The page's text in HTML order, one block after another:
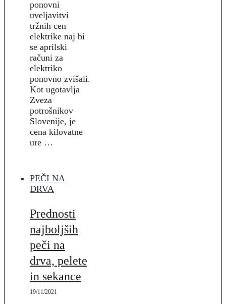
ponovni
uveljavitvi
tržnih cen
elektrike naj bi
se aprilski
računi za
elektriko
ponovno zvišali.
Kot ugotavlja
Zveza
potrošnikov
Slovenije, je
cena kilovatne
ure …
PEČI NA
DRVA
Prednosti
najboljših
peči na
drva, pelete
in sekance
19/11/2021